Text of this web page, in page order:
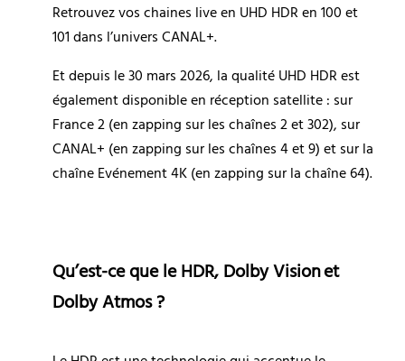
Retrouvez vos chaines live en UHD HDR en 100 et
101 dans l’univers CANAL+.
Et depuis le 30 mars 2026, la qualité UHD HDR est
également disponible en réception satellite : sur
France 2 (en zapping sur les chaînes 2 et 302), sur
CANAL+ (en zapping sur les chaînes 4 et 9) et sur la
chaîne Evénement 4K (en zapping sur la chaîne 64).
Qu’est-ce que le HDR, Dolby Vision et
Dolby Atmos ?